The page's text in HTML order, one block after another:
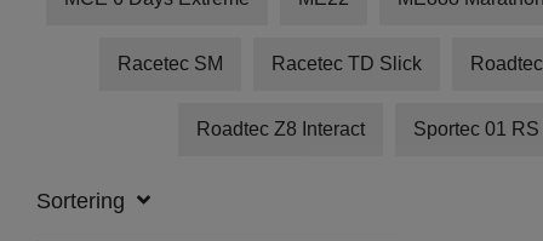
Racetec SM Racetec TD Slick Roadtec
Roadtec Z8 Interact Sportec 01 RS
Sortering